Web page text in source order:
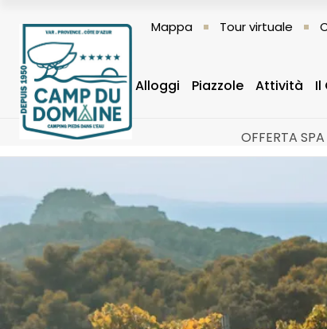
Mappa Tour virtuale
Alloggi Piazzole Attività Il
OFFERTA